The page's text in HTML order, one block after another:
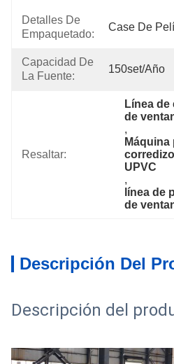
Detalles De
Empaquetado:
Case De
Capacidad De
La Fuente:
150set/año
Resaltar:
Línea
de
Máquina
UPVC
línea de
de
Descripción Del
Descripción del